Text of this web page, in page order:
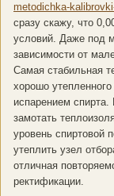
metodichka-
сразу скажу, что
условий. Даже под
зависимости от
Самая стабильная
хорошо
испарением спирта.
замотать
уровень спиртовой
утеплить узел
отличная
ректификации.